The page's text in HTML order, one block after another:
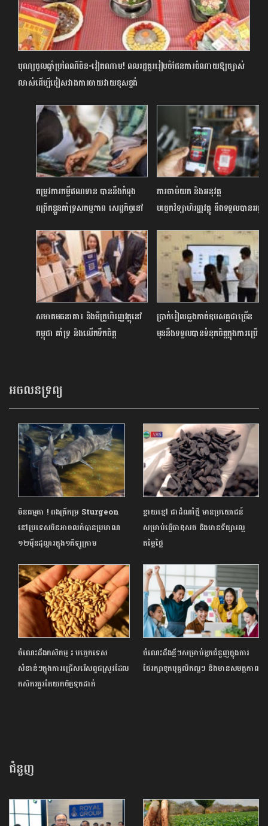
បុណ្យចូលឆ្នាំប្រពៃណីចិន-វៀតណាម! ពលរដ្ឋគួររៀបចំផែនការចំណាយឱ្យច្បាស់
លាស់ដើម្បីចៀសវាងការចាយវាយខុសខ្ទង់
តម្រូវការកម្ចីឥណទាន​ បាននឹងកំពុង
ពង្រីកខ្លួនគាំទ្រសកម្មភាព សេដ្ឋកិច្ច​នៅ
ការចាប់យក និងអនុវត្ត
បច្ចេកវិទ្យាហិរញ្ញវត្ថុ នឹងទទួលបានអត្ថ
ជាតិកម្ពុជា
សមាគមធនាគារ និងមីក្រូហិរញ្ញវត្ថុនៅ
កម្ពុជា គាំទ្រ និងលើកទឹកចិត្ត
ប្រាក់រៀលឆ្លងកាត់ឧបសគ្គជាច្រើ​ន
មុននឹងទទួលបានទំនុកចិត្តក្នុងការប្រើ
អចលនទ្រព្យ
មិនធម្មតា ! ពងត្រីកម្រ Sturgeon
នៅប្រទេសចិនអាចលក់បានប្រមាណ
១២ម៉ឺនដុល្លារក្នុង១គីឡូក្រាម
ខ្ជាយខ្មៅ ជាដំណាំថ្មី មានប្រយោជន៍
សម្រាប់ធ្វើជាឱសថ និងមានទីផ្សារល្អ
តម្លៃថ្លៃ
ចំណេះដឹងកសិកម្ម ៖ បច្ចេកទេស
សំខាន់ៗក្នុងការជ្រើសរើសពូជស្រូវដែល
កសិករគួរតែយកចិត្តទុកដាក់
ចំណេះដឹងខ្លីៗសម្រាប់អ្នកជំនួញក្នុងការ
ថែរក្សាទុកបុគ្គលិកល្អៗ និងមានសមត្ថភាព
ជំនួញ